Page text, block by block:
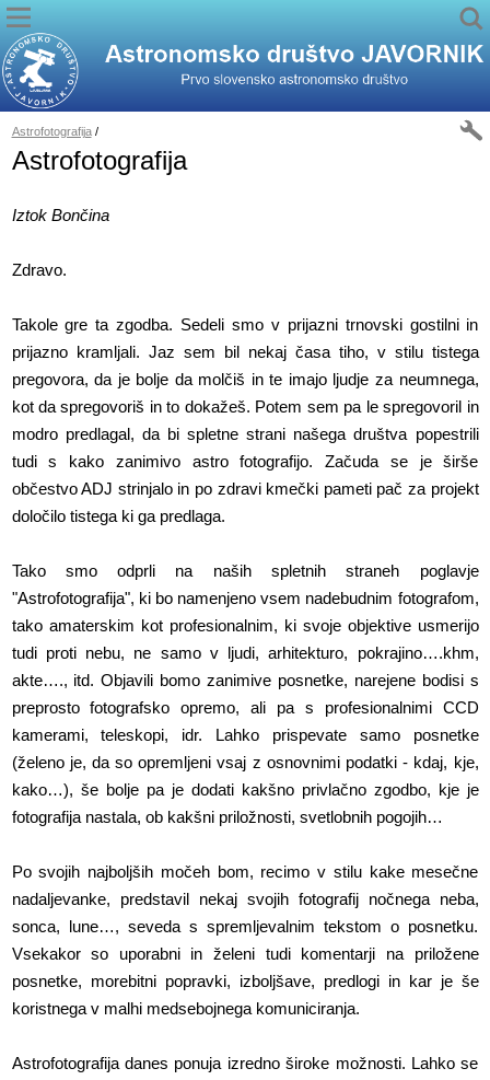
Astrofotografija/
Astrofotografija
Iztok Bončina
Zdravo.
Takole gre ta zgodba. Sedeli smo v prijazni trnovski gostilni in
prijazno kramljali. Jaz sem bil nekaj časa tiho, v stilu tistega
pregovora, da je bolje da molčiš in te imajo ljudje za neumnega,
kot da spregovoriš in to dokažeš. Potem sem pa le spregovoril in
modro predlagal, da bi spletne strani našega društva popestrili
tudi s kako zanimivo astro fotografijo. Začuda se je širše
občestvo ADJ strinjalo in po zdravi kmečki pameti pač za projekt
določilo tistega ki ga predlaga.
Tako smo odprli na naših spletnih straneh poglavje
"Astrofotografija", ki bo namenjeno vsem nadebudnim fotografom,
tako amaterskim kot profesionalnim, ki svoje objektive usmerijo
tudi proti nebu, ne samo v ljudi, arhitekturo, pokrajino….khm,
akte…., itd. Objavili bomo zanimive posnetke, narejene bodisi s
preprosto fotografsko opremo, ali pa s profesionalnimi CCD
kamerami, teleskopi, idr. Lahko prispevate samo posnetke
(želeno je, da so opremljeni vsaj z osnovnimi podatki - kdaj, kje,
kako…), še bolje pa je dodati kakšno privlačno zgodbo, kje je
fotografija nastala, ob kakšni priložnosti, svetlobnih pogojih…
Po svojih najboljših močeh bom, recimo v stilu kake mesečne
nadaljevanke, predstavil nekaj svojih fotografij nočnega neba,
sonca, lune…, seveda s spremljevalnim tekstom o posnetku.
Vsekakor so uporabni in želeni tudi komentarji na priložene
posnetke, morebitni popravki, izboljšave, predlogi in kar je še
koristnega v malhi medsebojnega komuniciranja.
Astrofotografija danes ponuja izredno široke možnosti. Lahko se